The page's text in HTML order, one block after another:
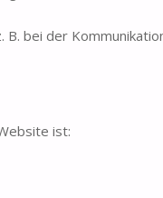
bei der
ist: